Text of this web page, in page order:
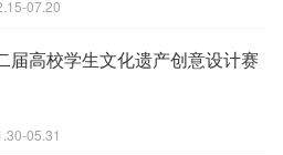
07.20
届高校学生文化遗产创意设计赛
05.31